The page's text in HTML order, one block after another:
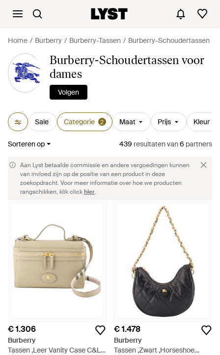
Home Burberry Burberry-Tassen Burberry-Schoudertassen
Burberry-Schoudertassen voor
dames
Volgen
Sale Categorie 2 Maat Prijs Kleur
Sorteren op 439 resultatenvan6 partners
Aan Lyst betaalde commissie en andere vergoedingen kunnen
van invloed zijn op de positie van een product in deze
zoekopdracht. Voor meer informatie over hoe we producten
rangschikken, klik clickhier.
€ 1.306
Burberry
Tassen ,Leer Vanity Case C&L -
€ 1.478
Burberry
Tassen ,Zwart ,Horseshoe